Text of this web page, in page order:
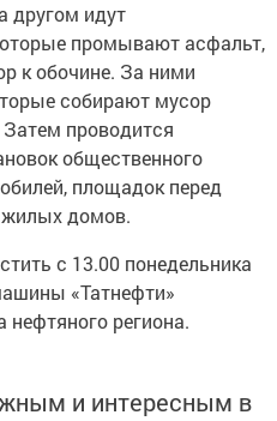
другом идут
промывают асфальт,
к обочине. За ними
собирают мусор
Затем проводится
общественного
площадок перед
домов.
с 13.00 понедельника
«Татнефти»
нефтяного региона.
и интересным в